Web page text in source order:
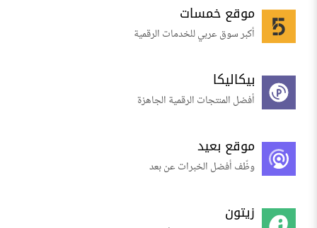
موقع خمسات
أكبر سوق عربي للخدمات الرقمية
بيكاليكا
أفضل المنتجات الرقمية الجاهزة
موقع بعيد
وظّف أفضل الخبرات عن بعد
زيتون